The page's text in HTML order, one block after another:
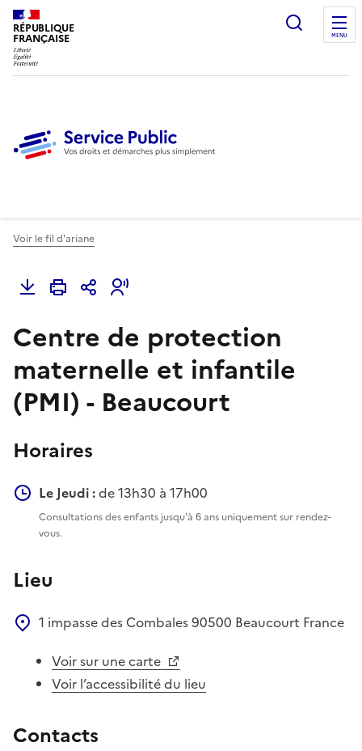
RÉPUBLIQUE
FRANÇAISE
Ouvrir
MENU
Voir le fil d'ariane
Centre de protection
maternelle et infantile
(PMI) - Beaucourt
Horaires
Le Jeudi :de 13h30 à 17h00
Consultations des enfants jusqu'à 6 ans uniquement sur rendez-
vous.
Lieu
1 impasse des Combales90500 Beaucourt France
Voir sur une carte
Voir l’accessibilité du lieu
Contacts